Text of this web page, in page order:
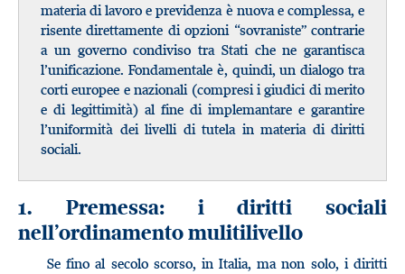
materia di lavoro e previdenza è nuova e complessa, e
risente direttamente di opzioni “sovraniste” contrarie
a un governo condiviso tra Stati che ne garantisca
l’unificazione. Fondamentale è, quindi, un dialogo tra
corti europee e nazionali (compresi i giudici di merito
e di legittimità) al fine di implemantare e garantire
l’uniformità dei livelli di tutela in materia di diritti
sociali.
1. Premessa: i diritti sociali
nell’ordinamento mulitilivello
Se fino al secolo scorso, in Italia, ma non solo, i diritti